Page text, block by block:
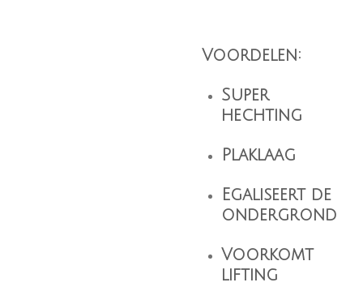
Voordelen:
Super
hechting
Plaklaag
Egaliseert de
ondergrond
Voorkomt
lifting